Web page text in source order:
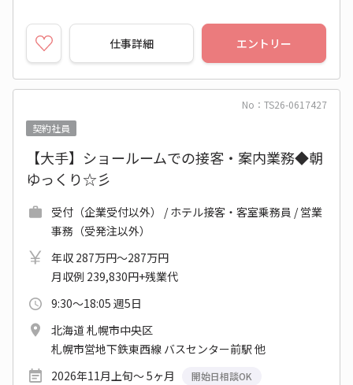
仕事詳細 エントリー
No：TS26-0617427
契約社員
【大手】ショールームでの接客・案内業務◆朝
ゆっくり☆彡
受付（企業受付以外） / ホテル接客・客室乗務員 / 営業
事務（受発注以外）
年収 287万円～287万円
月収例 239,830円+残業代
9:30～18:05 週5日
北海道 札幌市中央区
札幌市営地下鉄東西線 バスセンター前駅 他
2026年11月上旬～ 5ヶ月
開始日相談OK